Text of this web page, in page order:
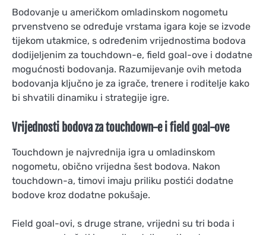
Bodovanje u američkom omladinskom nogometu
prvenstveno se određuje vrstama igara koje se izvode
tijekom utakmice, s određenim vrijednostima bodova
dodijeljenim za touchdown-e, field goal-ove i dodatne
mogućnosti bodovanja. Razumijevanje ovih metoda
bodovanja ključno je za igrače, trenere i roditelje kako
bi shvatili dinamiku i strategije igre.
Vrijednosti bodova za touchdown-e i field goal-ove
Touchdown je najvrednija igra u omladinskom
nogometu, obično vrijedna šest bodova. Nakon
touchdown-a, timovi imaju priliku postići dodatne
bodove kroz dodatne pokušaje.
Field goal-ovi, s druge strane, vrijedni su tri boda i